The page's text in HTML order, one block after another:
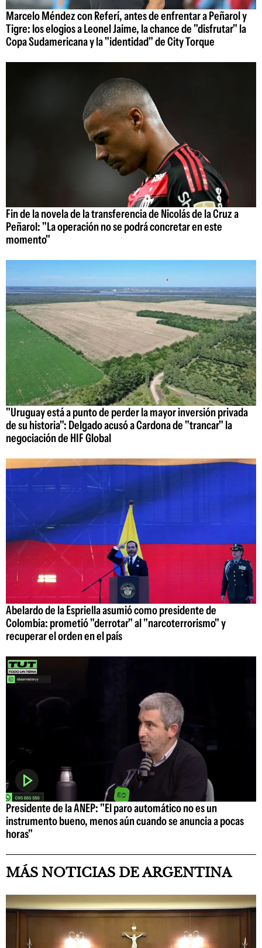
Marcelo Méndez con Referí, antes de enfrentar a Peñarol y
Tigre: los elogios a Leonel Jaime, la chance de "disfrutar" la
Copa Sudamericana y la "identidad" de City Torque
Fin de la novela de la transferencia de Nicolás de la Cruz a
Peñarol: "La operación no se podrá concretar en este
momento"
"Uruguay está a punto de perder la mayor inversión privada
de su historia": Delgado acusó a Cardona de "trancar" la
negociación de HIF Global
Abelardo de la Espriella asumió como presidente de
Colombia: prometió "derrotar" al "narcoterrorismo" y
recuperar el orden en el país
Presidente de la ANEP: "El paro automático no es un
instrumento bueno, menos aún cuando se anuncia a pocas
horas"
MÁS NOTICIAS DE ARGENTINA